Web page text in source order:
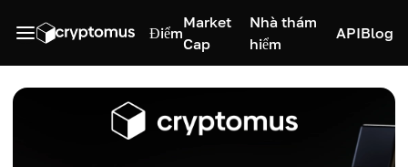
Điểm
Market
Cap
Nhà thám
hiểm
APIBlog